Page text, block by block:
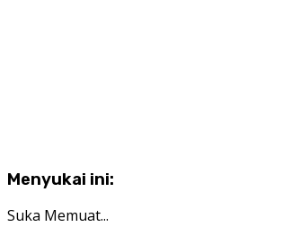
Menyukai ini:
Suka Memuat...